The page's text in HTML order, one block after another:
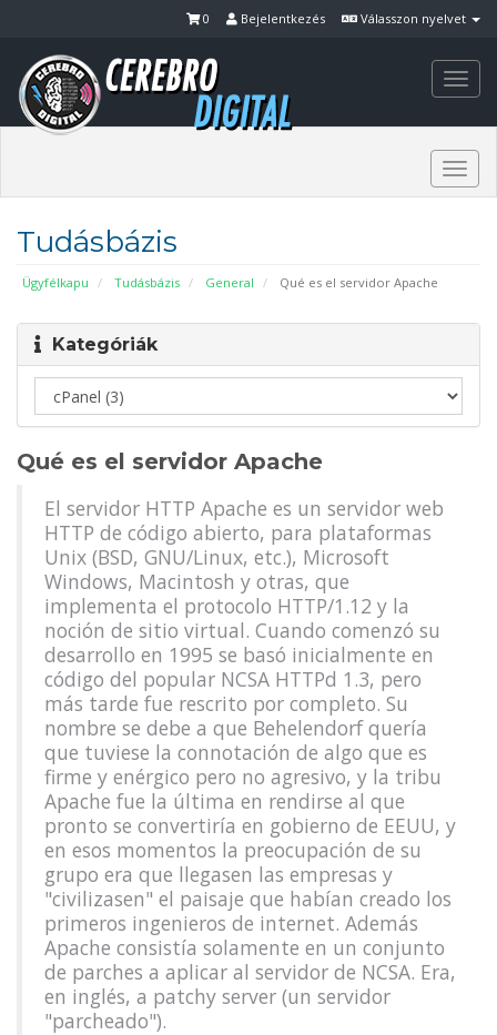
Válasszon nyelvet
Bejelentkezés
0
Tudásbázis
Ügyfélkapu Tudásbázis General Qué es el servidor Apache
Kategóriák
Qué es el servidor Apache
El servidor HTTP Apache es un servidor web
HTTP de código abierto, para plataformas
Unix (BSD, GNU/Linux, etc.), Microsoft
Windows, Macintosh y otras, que
implementa el protocolo HTTP/1.12 y la
noción de sitio virtual. Cuando comenzó su
desarrollo en 1995 se basó inicialmente en
código del popular NCSA HTTPd 1.3, pero
más tarde fue rescrito por completo. Su
nombre se debe a que Behelendorf quería
que tuviese la connotación de algo que es
firme y enérgico pero no agresivo, y la tribu
Apache fue la última en rendirse al que
pronto se convertiría en gobierno de EEUU, y
en esos momentos la preocupación de su
grupo era que llegasen las empresas y
"civilizasen" el paisaje que habían creado los
primeros ingenieros de internet. Además
Apache consistía solamente en un conjunto
de parches a aplicar al servidor de NCSA. Era,
en inglés, a patchy server (un servidor
"parcheado").